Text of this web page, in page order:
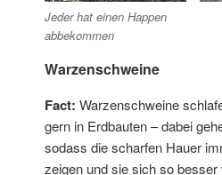
Jeder hat einen Happen
abbekommen
Warzenschweine
Fact: Warzenschweine
gern in Erdbauten – dabei
sodass die scharfen Hauer
zeigen und sie sich so besser